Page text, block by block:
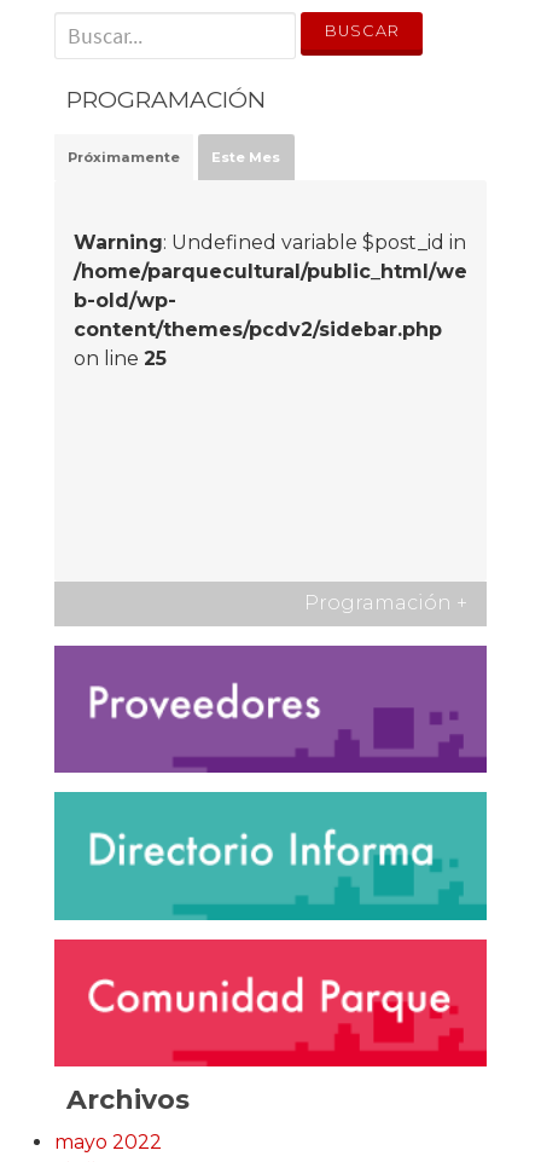
' . __('Search for:') . '
PROGRAMACIÓN
Próximamente Este Mes
Warning: Undefined variable $post_id in
/home/parquecultural/public_html/we
b-old/wp-
content/themes/pcdv2/sidebar.php
on line 25
Programación +
Archivos
mayo 2022